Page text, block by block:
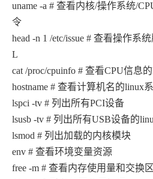
uname -a # 查看内核/操作系统/
令
head -n 1 /etc/issue # 查看操作系
L
cat /proc/cpuinfo # 查看CPU信息
hostname # 查看计算机名的linux
lspci -tv # 列出所有PCI设备
lsusb -tv # 列出所有USB设备的
lsmod # 列出加载的内核模块
env # 查看环境变量资源
free -m # 查看内存使用量和交换